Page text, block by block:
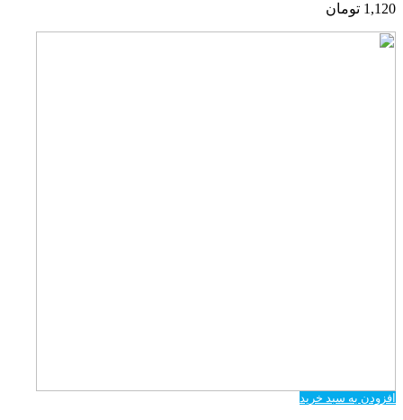
1,120 تومان
افزودن به سبد خرید